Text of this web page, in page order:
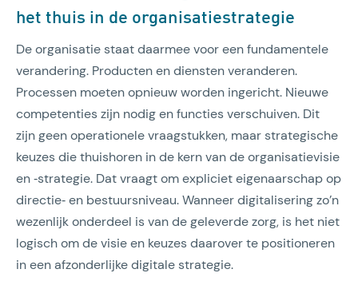
het thuis in de organisatiestrategie
De organisatie staat daarmee voor een fundamentele
verandering. Producten en diensten veranderen.
Processen moeten opnieuw worden ingericht. Nieuwe
competenties zijn nodig en functies verschuiven. Dit
zijn geen operationele vraagstukken, maar strategische
keuzes die thuishoren in de kern van de organisatievisie
en ‑strategie. Dat vraagt om expliciet eigenaarschap op
directie‑ en bestuursniveau. Wanneer digitalisering zo’n
wezenlijk onderdeel is van de geleverde zorg, is het niet
logisch om de visie en keuzes daarover te positioneren
in een afzonderlijke digitale strategie.